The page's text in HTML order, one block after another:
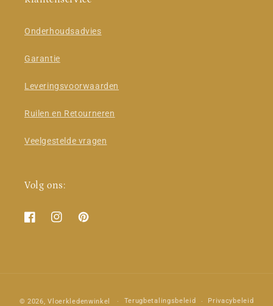
Onderhoudsadvies
Garantie
Leveringsvoorwaarden
Ruilen en Retourneren
Veelgestelde vragen
Volg ons:
FacebookInstagramPinterest
© 2026,Vloerkledenwinkel Terugbetalingsbeleid Privacybeleid